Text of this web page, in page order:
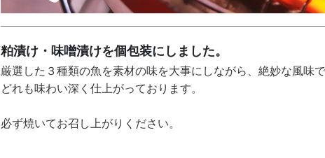
粕漬け・味噌漬けを個包装にしました。
厳選した３種類の魚を素材の味を大事にしながら、絶妙な風味
どれも味わい深く仕上がっております。
必ず焼いてお召し上がりください。